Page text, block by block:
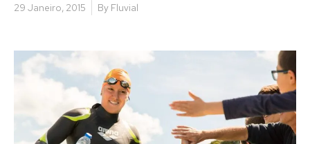
29 Janeiro, 2015 By Fluvial